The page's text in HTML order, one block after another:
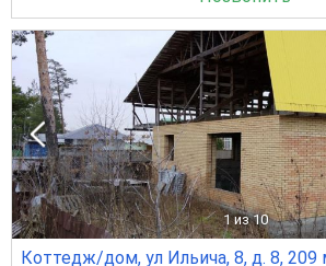
1 из 10
Коттедж/дом, ул Ильича, 8, д. 8, 209